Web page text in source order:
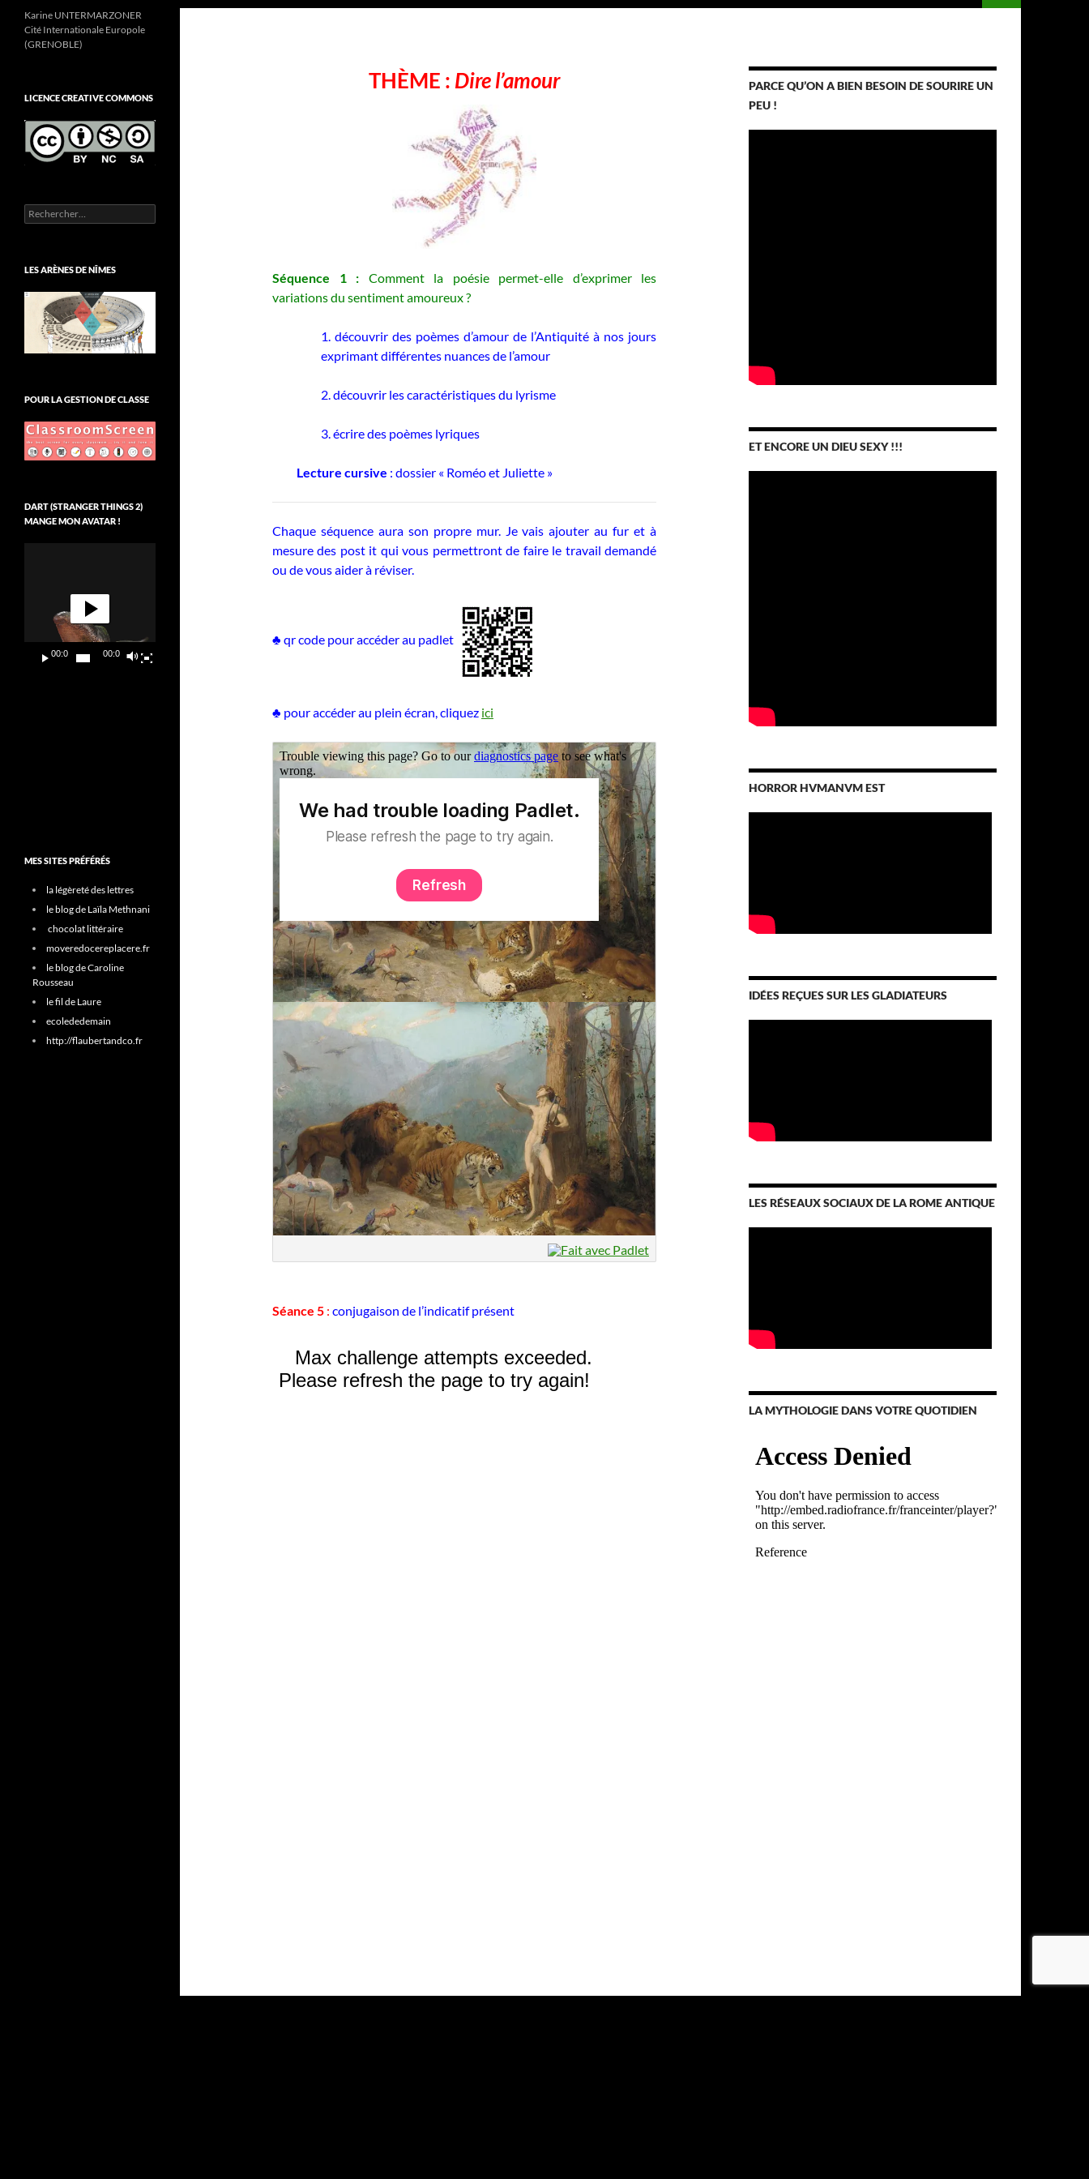
THÈME : Dire l’amour
Séquence 1 : Comment la poésie permet-elle d’exprimer les
variations du sentiment amoureux ?
1. découvrir des poèmes d’amour de l’Antiquité à nos jours
exprimant différentes nuances de l’amour
2. découvrir les caractéristiques du lyrisme
3. écrire des poèmes lyriques
Lecture cursive : dossier « Roméo et Juliette »
Chaque séquence aura son propre mur. Je vais ajouter au fur et à
mesure des post it qui vous permettront de faire le travail demandé
ou de vous aider à réviser.
♣ qr code pour accéder au padlet
♣ pour accéder au plein écran, cliquez ici
Séance 5 : conjugaison de l’indicatif présent
PARCE QU’ON A BIEN BESOIN DE SOURIRE UN
PEU !
ET ENCORE UN DIEU SEXY !!!
HORROR HVMANVM EST
IDÉES REÇUES SUR LES GLADIATEURS
LES RÉSEAUX SOCIAUX DE LA ROME ANTIQUE
LA MYTHOLOGIE DANS VOTRE QUOTIDIEN
Karine UNTERMARZONER
Cité Internationale Europole
(GRENOBLE)
LICENCE CREATIVE COMMONS
Rechercher :
LES ARÈNES DE NÎMES
POUR LA GESTION DE CLASSE
DART (STRANGER THINGS 2)
MANGE MON AVATAR !
00:00 00:09
MES SITES PRÉFÉRÉS
la légèreté des lettres
le blog de Laïla Methnani
chocolat littéraire
moveredocereplacere.fr
le blog de Caroline
Rousseau
le fil de Laure
ecolededemain
http://flaubertandco.fr